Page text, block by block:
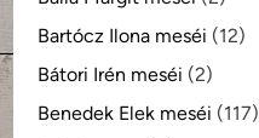
Bartócz Ilona meséi (12)
Bátori Irén meséi (2)
Benedek Elek meséi (117)